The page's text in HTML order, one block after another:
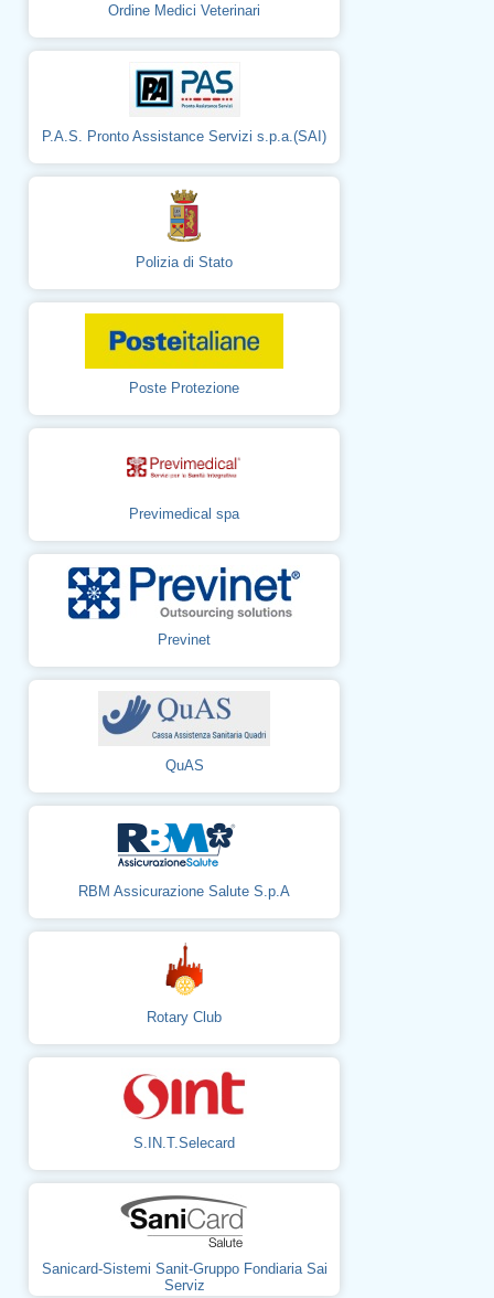
Ordine Medici Veterinari
P.A.S. Pronto Assistance Servizi s.p.a.(SAI)
Polizia di Stato
Poste Protezione
Previmedical spa
Previnet
QuAS
RBM Assicurazione Salute S.p.A
Rotary Club
S.IN.T.Selecard
Sanicard-Sistemi Sanit-Gruppo Fondiaria Sai
Serviz